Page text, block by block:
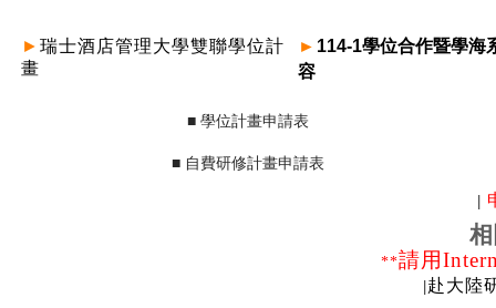
► 瑞士酒店管理大學雙聯學位計
畫
► 114-1學位合作暨學海
容
■ 學位計畫申請表
■ 自費研修計畫申請表
**請用
赴大陸